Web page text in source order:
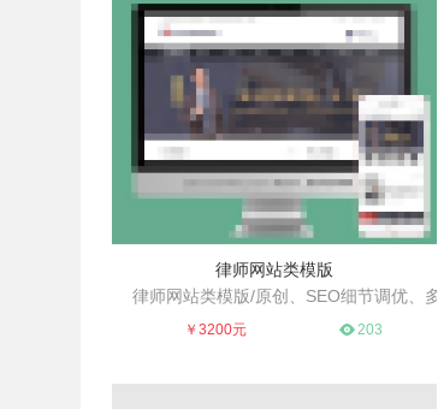
律师网站类模版
律师网站类模版/原创、SEO细节调优、多
业通用好模板
简洁大方、利于SEO、多行通用
￥3200元 203